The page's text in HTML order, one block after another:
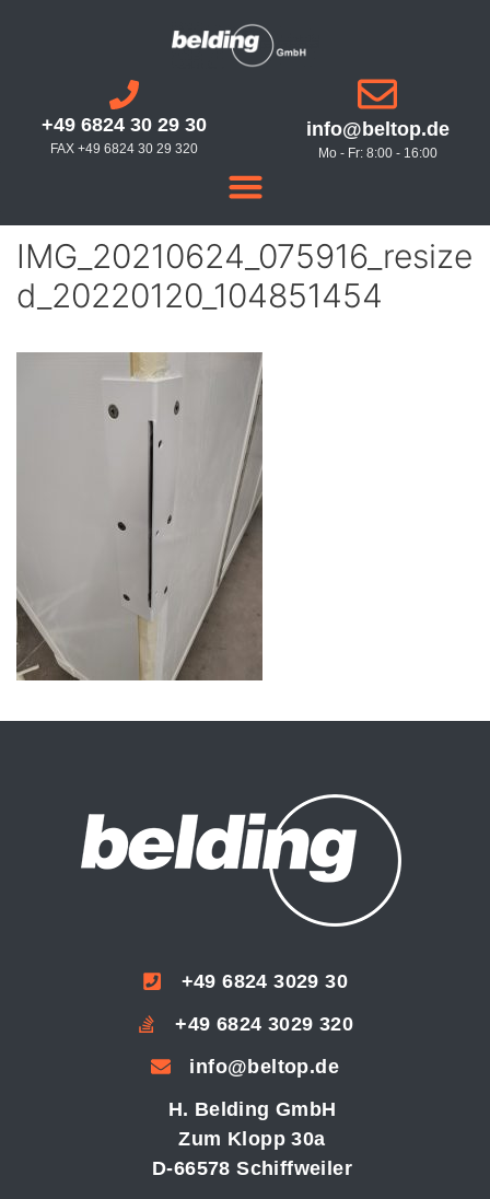
+49 6824 30 29 30
FAX +49 6824 30 29 320
info@beltop.de
Mo - Fr: 8:00 - 16:00
IMG_20210624_075916_resize
d_20220120_104851454
+49 6824 3029 30
+49 6824 3029 320
info@beltop.de
H. Belding GmbH
Zum Klopp 30a
D-66578 Schiffweiler